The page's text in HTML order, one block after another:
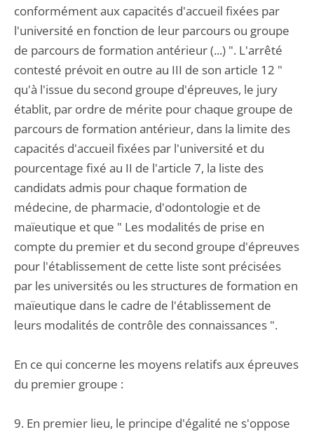
conformément aux capacités d'accueil fixées par
l'université en fonction de leur parcours ou groupe
de parcours de formation antérieur (...) ". L'arrêté
contesté prévoit en outre au III de son article 12 "
qu'à l'issue du second groupe d'épreuves, le jury
établit, par ordre de mérite pour chaque groupe de
parcours de formation antérieur, dans la limite des
capacités d'accueil fixées par l'université et du
pourcentage fixé au II de l'article 7, la liste des
candidats admis pour chaque formation de
médecine, de pharmacie, d'odontologie et de
maïeutique et que " Les modalités de prise en
compte du premier et du second groupe d'épreuves
pour l'établissement de cette liste sont précisées
par les universités ou les structures de formation en
maïeutique dans le cadre de l'établissement de
leurs modalités de contrôle des connaissances ".
En ce qui concerne les moyens relatifs aux épreuves
du premier groupe :
9. En premier lieu, le principe d'égalité ne s'oppose